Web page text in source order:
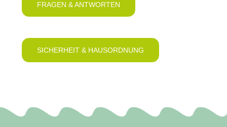
FRAGEN & ANTWORTEN
SICHERHEIT & HAUSORDNUNG